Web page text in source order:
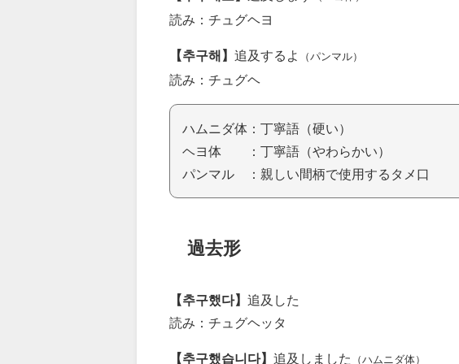
読み：チュグヘヨ
【추구해】 追及するよ （パンマル）
読み：チュグヘ
ハムニダ体：丁寧語（硬い）
ヘヨ体 ：丁寧語（やわらかい）
パンマル ：親しい間柄で使用するタメ口
過去形
【추구했다】 追及した
読み：チュグヘッタ
【추구했습니다】 追及しました （ハムニダ体）